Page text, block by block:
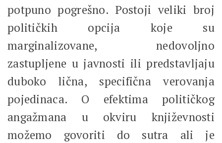
potpuno pogrešno. Postoji veliki broj
političkih opcija koje su
marginalizovane, nedovoljno
zastupljene u javnosti ili predstavljaju
duboko lična, specifična verovanja
pojedinaca. O efektima političkog
angažmana u okviru književnosti
možemo govoriti do sutra ali je